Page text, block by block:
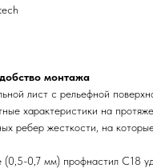
монтажа
лист с рельефной
характеристики на
ребер жесткости, на
(0,5-0,7 мм) профнастил С18